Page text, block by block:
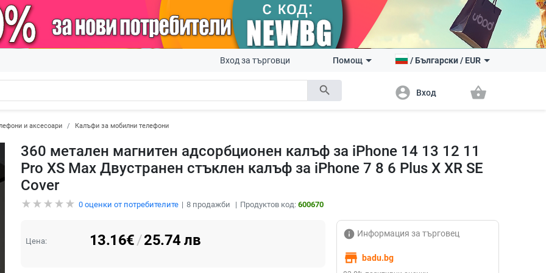
search
Вход за търговци Помощ /Български/ EUR
account_circle Вход shopping_basket
и аксесоари Калъфи за мобилни телефони
360 метален магнитен адсорбционен калъф за iPhone 14 13 12 11
Pro XS Max Двустранен стъклен калъф за iPhone 7 8 6 Plus X XR SE
Cover
0оценки от потребителите 8продажби Продуктов код: 600670
Цена: 13.16€/25.74лв info Информация за търговец
store badu.bg